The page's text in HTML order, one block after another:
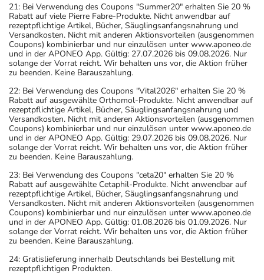
21: Bei Verwendung des Coupons "Summer20" erhalten Sie 20 %
Rabatt auf viele Pierre Fabre-Produkte. Nicht anwendbar auf
rezeptpflichtige Artikel, Bücher, Säuglingsanfangsnahrung und
Versandkosten. Nicht mit anderen Aktionsvorteilen (ausgenommen
Coupons) kombinierbar und nur einzulösen unter www.aponeo.de
und in der APONEO App. Gültig: 27.07.2026 bis 09.08.2026. Nur
solange der Vorrat reicht. Wir behalten uns vor, die Aktion früher
zu beenden. Keine Barauszahlung.
22: Bei Verwendung des Coupons "Vital2026" erhalten Sie 20 %
Rabatt auf ausgewählte Orthomol-Produkte. Nicht anwendbar auf
rezeptpflichtige Artikel, Bücher, Säuglingsanfangsnahrung und
Versandkosten. Nicht mit anderen Aktionsvorteilen (ausgenommen
Coupons) kombinierbar und nur einzulösen unter www.aponeo.de
und in der APONEO App. Gültig: 29.07.2026 bis 09.08.2026. Nur
solange der Vorrat reicht. Wir behalten uns vor, die Aktion früher
zu beenden. Keine Barauszahlung.
23: Bei Verwendung des Coupons "ceta20" erhalten Sie 20 %
Rabatt auf ausgewählte Cetaphil-Produkte. Nicht anwendbar auf
rezeptpflichtige Artikel, Bücher, Säuglingsanfangsnahrung und
Versandkosten. Nicht mit anderen Aktionsvorteilen (ausgenommen
Coupons) kombinierbar und nur einzulösen unter www.aponeo.de
und in der APONEO App. Gültig: 01.08.2026 bis 01.09.2026. Nur
solange der Vorrat reicht. Wir behalten uns vor, die Aktion früher
zu beenden. Keine Barauszahlung.
24: Gratislieferung innerhalb Deutschlands bei Bestellung mit
rezeptpflichtigen Produkten.